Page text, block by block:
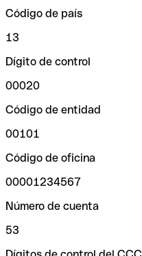
Código de país
13
Dígito de control
00020
Código de entidad
00101
Código de oficina
00001234567
Número de cuenta
53